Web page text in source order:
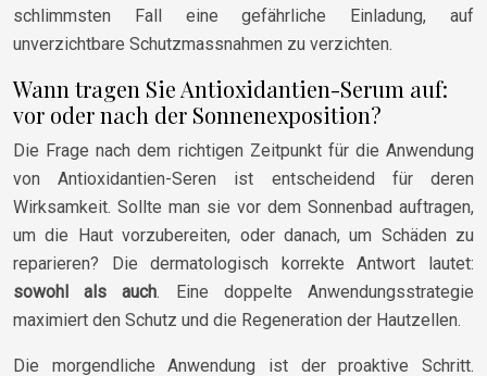
schlimmsten Fall eine gefährliche Einladung, auf
unverzichtbare Schutzmassnahmen zu verzichten.
Wann tragen Sie Antioxidantien-Serum auf:
vor oder nach der Sonnenexposition?
Die Frage nach dem richtigen Zeitpunkt für die Anwendung
von Antioxidantien-Seren ist entscheidend für deren
Wirksamkeit. Sollte man sie vor dem Sonnenbad auftragen,
um die Haut vorzubereiten, oder danach, um Schäden zu
reparieren? Die dermatologisch korrekte Antwort lautet:
sowohl als auch. Eine doppelte Anwendungsstrategie
maximiert den Schutz und die Regeneration der Hautzellen.
Die morgendliche Anwendung ist der proaktive Schritt.